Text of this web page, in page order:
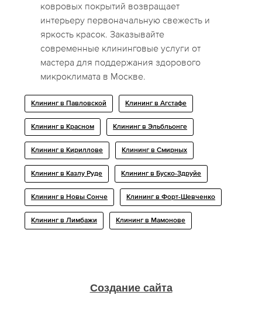
ковровых покрытий возвращает
интерьеру первоначальную свежесть и
яркость красок. Заказывайте
современные клининговые услуги от
мастера для поддержания здорового
микроклимата в Москве.
Клининг в Павловской Клининг в Агстафе
Клининг в Красном Клининг в Эльбльонге
Клининг в Кириллове Клининг в Смирных
Клининг в Казлу Руде Клининг в Буско-Здруйе
Клининг в Новы Сонче Клининг в Форт-Шевченко
Клининг в Лимбажи Клининг в Мамонове
Создание сайта